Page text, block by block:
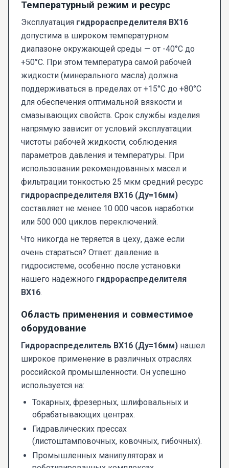
Температурный режим и ресурс
Эксплуатация гидрораспределителя ВХ16
допустима в широком температурном
диапазоне окружающей среды — от -40°C до
+50°C. При этом температура самой рабочей
жидкости (минерального масла) должна
поддерживаться в пределах от +15°C до +80°C
для обеспечения оптимальной вязкости и
смазывающих свойств. Срок службы изделия
напрямую зависит от условий эксплуатации:
чистоты рабочей жидкости, соблюдения
параметров давления и температуры. При
использовании рекомендованных масел и
фильтрации тонкостью 25 мкм средний ресурс
гидрораспределителя ВХ16 (Ду=16мм)
составляет не менее 10 000 часов наработки
или 500 000 циклов переключений.
Что никогда не теряется в цеху, даже если
очень стараться? Ответ: давление в
гидросистеме, особенно после установки
нашего надежного гидрораспределителя
ВХ16.
Область применения и совместимое
оборудование
Гидрораспределитель ВХ16 (Ду=16мм) нашел
широкое применение в различных отраслях
российской промышленности. Он успешно
используется на:
Токарных, фрезерных, шлифовальных и
обрабатывающих центрах.
Гидравлических прессах
(листоштамповочных, ковочных, гибочных).
Промышленных манипуляторах и